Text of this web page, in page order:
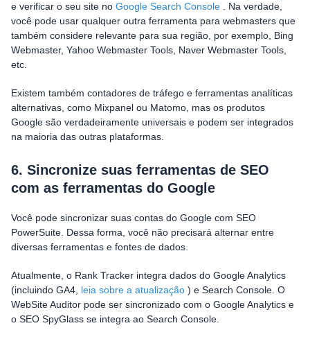
e verificar o seu site no Google Search Console . Na verdade,
você pode usar qualquer outra ferramenta para webmasters que
também considere relevante para sua região, por exemplo, Bing
Webmaster, Yahoo Webmaster Tools, Naver Webmaster Tools,
etc.
Existem também contadores de tráfego e ferramentas analíticas
alternativas, como Mixpanel ou Matomo, mas os produtos
Google são verdadeiramente universais e podem ser integrados
na maioria das outras plataformas.
6. Sincronize suas ferramentas de SEO
com as ferramentas do Google
Você pode sincronizar suas contas do Google com SEO
PowerSuite. Dessa forma, você não precisará alternar entre
diversas ferramentas e fontes de dados.
Atualmente, o Rank Tracker integra dados do Google Analytics
(incluindo GA4, leia sobre a atualização ) e Search Console. O
WebSite Auditor pode ser sincronizado com o Google Analytics e
o SEO SpyGlass se integra ao Search Console.